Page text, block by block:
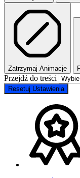
Zatrzymaj Animacje
Przejdź do treści
Resetuj Ustawienia